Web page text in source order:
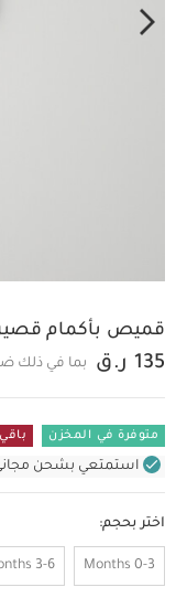
قميص بأكمام
135 ر.ق بما في ذلك
متوفرة في المخزن باقي فقط
استمتعي بشحن مجاني
اختر بحجم:
0-3 Months
3-6 Months